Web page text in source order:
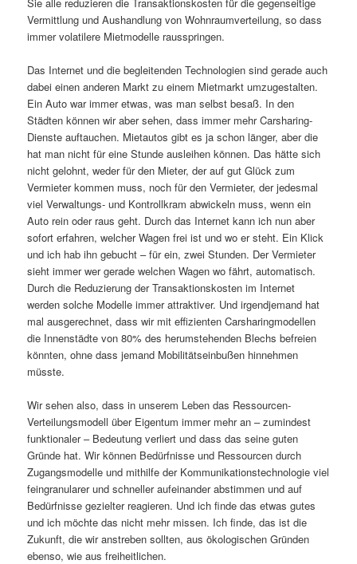
Vermittlung und Aushandlung von Wohnraumverteilung, so dass
immer volatilere Mietmodelle rausspringen.
Das Internet und die begleitenden Technologien sind gerade auch
dabei einen anderen Markt zu einem Mietmarkt umzugestalten.
Ein Auto war immer etwas, was man selbst besaß. In den
Städten können wir aber sehen, dass immer mehr Carsharing-
Dienste auftauchen. Mietautos gibt es ja schon länger, aber die
hat man nicht für eine Stunde ausleihen können. Das hätte sich
nicht gelohnt, weder für den Mieter, der auf gut Glück zum
Vermieter kommen muss, noch für den Vermieter, der jedesmal
viel Verwaltungs- und Kontrollkram abwickeln muss, wenn ein
Auto rein oder raus geht. Durch das Internet kann ich nun aber
sofort erfahren, welcher Wagen frei ist und wo er steht. Ein Klick
und ich hab ihn gebucht – für ein, zwei Stunden. Der Vermieter
sieht immer wer gerade welchen Wagen wo fährt, automatisch.
Durch die Reduzierung der Transaktionskosten im Internet
werden solche Modelle immer attraktiver. Und irgendjemand hat
mal ausgerechnet, dass wir mit effizienten Carsharingmodellen
die Innenstädte von 80% des herumstehenden Blechs befreien
könnten, ohne dass jemand Mobilitätseinbußen hinnehmen
müsste.
Wir sehen also, dass in unserem Leben das Ressourcen-
Verteilungsmodell über Eigentum immer mehr an – zumindest
funktionaler – Bedeutung verliert und dass das seine guten
Gründe hat. Wir können Bedürfnisse und Ressourcen durch
Zugangsmodelle und mithilfe der Kommunikationstechnologie viel
feingranularer und schneller aufeinander abstimmen und auf
Bedürfnisse gezielter reagieren. Und ich finde das etwas gutes
und ich möchte das nicht mehr missen. Ich finde, das ist die
Zukunft, die wir anstreben sollten, aus ökologischen Gründen
ebenso, wie aus freiheitlichen.